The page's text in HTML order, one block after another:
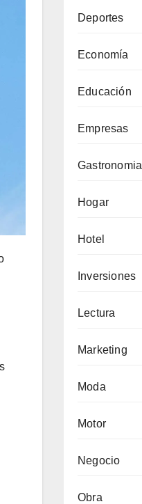
Deportes
Economía
Educación
Empresas
Gastronomia
Hogar
Hotel
Inversiones
Lectura
Marketing
Moda
Motor
Negocio
Obra